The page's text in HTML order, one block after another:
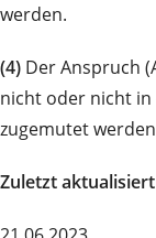
werden.
(4) Der Anspruch
nicht oder nicht in
zugemutet
Zuletzt